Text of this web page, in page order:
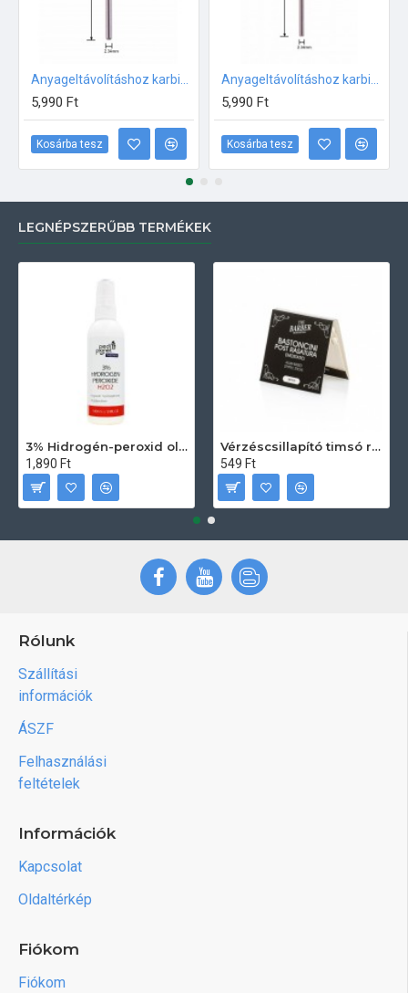
5,990 Ft
Kosárba tesz
5,990 Ft
Kosárba tesz
LEGNÉPSZERŰBB TERMÉKEK
3% Hidrogén-peroxid oldat (sebfertőtlenítő) 100ml
1,890 Ft
Vérzéscsillapító timsó rúd 20db
549 Ft
Rólunk
Szállítási
információk
ÁSZF
Felhasználási
feltételek
Információk
Kapcsolat
Oldaltérkép
Fiókom
Fiókom